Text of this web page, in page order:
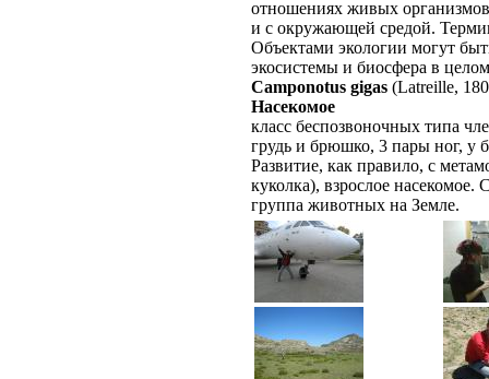
отношениях живых
и с окружающей средой.
Объектами экологии могут
экосистемы и биосфера в
Camponotus gigas (Latreille,
Насекомое
класс беспозвоночных типа
грудь и брюшко, 3 пары ног, у
Развитие, как правило, с
куколка), взрослое насекомое.
группа животных на Земле.